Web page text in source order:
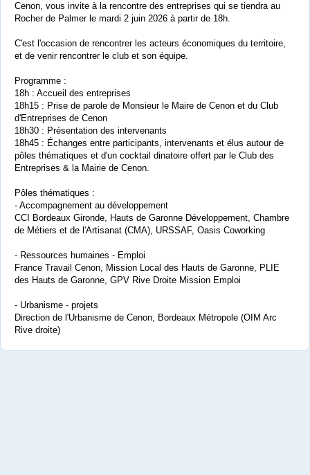
Cenon, vous invite à la rencontre des entreprises qui se tiendra au
Rocher de Palmer le mardi 2 juin 2026 à partir de 18h.
C'est l'occasion de rencontrer les acteurs économiques du territoire,
et de venir rencontrer le club et son équipe.
Programme :
18h : Accueil des entreprises
18h15 : Prise de parole de Monsieur le Maire de Cenon et du Club
d'Entreprises de Cenon
18h30 : Présentation des intervenants
18h45 : Échanges entre participants, intervenants et élus autour de
pôles thématiques et d'un cocktail dinatoire offert par le Club des
Entreprises & la Mairie de Cenon.
Pôles thématiques :
- Accompagnement au développement
CCI Bordeaux Gironde, Hauts de Garonne Développement, Chambre
de Métiers et de l'Artisanat (CMA), URSSAF, Oasis Coworking
- Ressources humaines - Emploi
France Travail Cenon, Mission Local des Hauts de Garonne, PLIE
des Hauts de Garonne, GPV Rive Droite Mission Emploi
- Urbanisme - projets
Direction de l'Urbanisme de Cenon, Bordeaux Métropole (OIM Arc
Rive droite)